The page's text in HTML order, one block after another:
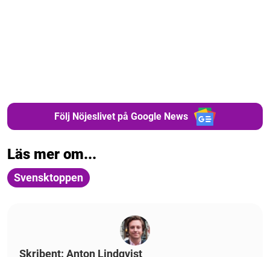
Följ Nöjeslivet på Google News
Läs mer om...
Svensktoppen
Skribent: Anton Lindqvist